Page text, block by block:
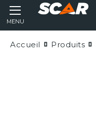
MENU
Accueil Produits